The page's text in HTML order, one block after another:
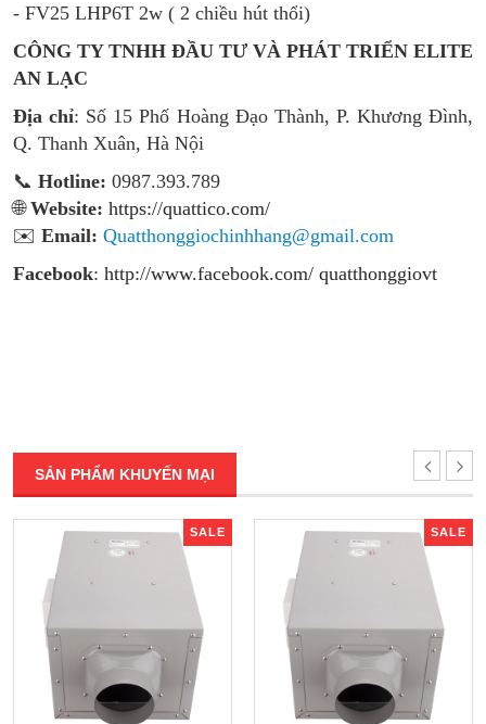
- FV25 LHP6T 2w ( 2 chiều hút thổi)
CÔNG TY TNHH ĐẦU TƯ VÀ PHÁT TRIỂN ELITE
AN LẠC
Địa chỉ: Số 15 Phố Hoàng Đạo Thành, P. Khương Đình,
Q. Thanh Xuân, Hà Nội
📞 Hotline: 0987.393.789
🌐Website: https://quattico.com/
✉️ Email: Quatthonggiochinhhang@gmail.com
Facebook: http://www.facebook.com/ quatthonggiovt
SẢN PHẨM KHUYẾN MẠI
SALE SALE